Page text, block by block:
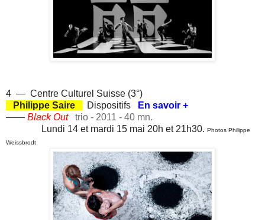
4 — Centre Culturel Suisse (3°)
Philippe Saire
Dispositifs
En savoir +
—— Black Out
trio - 2011 - 40 mn.
Lundi 14 et mardi 15 mai 20h et 21h30. Photos Philippe
Weissbrodt